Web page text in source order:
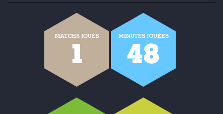
MATCHS JOUÉS
1
MINUTES JOUÉES
48